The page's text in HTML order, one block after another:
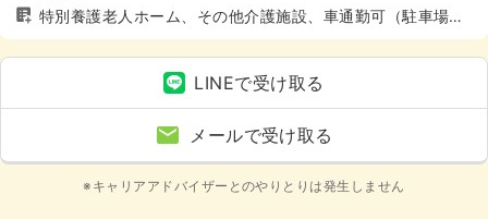
特別養護老人ホーム、その他介護施設、車通勤可（駐車場
有）
LINEで受け取る
メールで受け取る
※キャリアアドバイザーとのやりとりは発生しません